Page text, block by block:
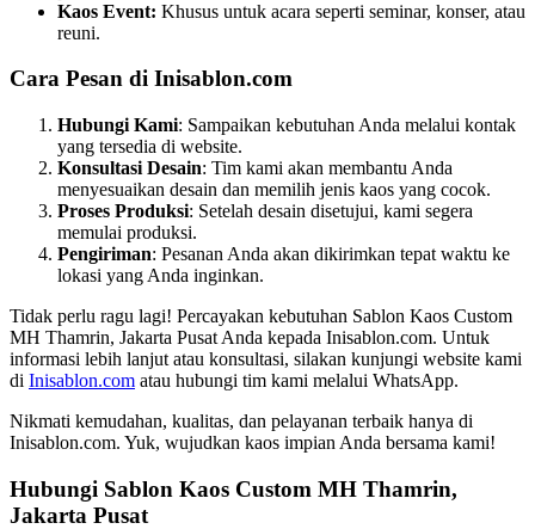
Kaos Event: Khusus untuk acara seperti seminar, konser, atau
reuni.
Cara Pesan di Inisablon.com
Hubungi Kami: Sampaikan kebutuhan Anda melalui kontak
yang tersedia di website.
Konsultasi Desain: Tim kami akan membantu Anda
menyesuaikan desain dan memilih jenis kaos yang cocok.
Proses Produksi: Setelah desain disetujui, kami segera
memulai produksi.
Pengiriman: Pesanan Anda akan dikirimkan tepat waktu ke
lokasi yang Anda inginkan.
Tidak perlu ragu lagi! Percayakan kebutuhan Sablon Kaos Custom
MH Thamrin, Jakarta Pusat Anda kepada Inisablon.com. Untuk
informasi lebih lanjut atau konsultasi, silakan kunjungi website kami
di Inisablon.com atau hubungi tim kami melalui WhatsApp.
Nikmati kemudahan, kualitas, dan pelayanan terbaik hanya di
Inisablon.com. Yuk, wujudkan kaos impian Anda bersama kami!
Hubungi Sablon Kaos Custom MH Thamrin,
Jakarta Pusat